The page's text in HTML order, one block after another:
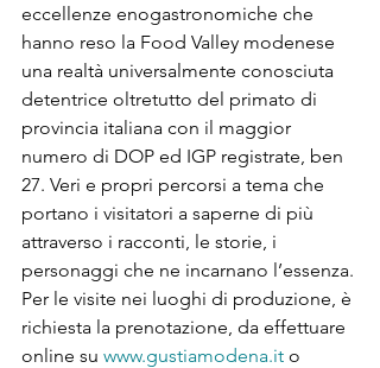
eccellenze enogastronomiche che
hanno reso la Food Valley modenese
una realtà universalmente conosciuta
detentrice oltretutto del primato di
provincia italiana con il maggior
numero di DOP ed IGP registrate, ben
27. Veri e propri percorsi a tema che
portano i visitatori a saperne di più
attraverso i racconti, le storie, i
personaggi che ne incarnano l’essenza.
Per le visite nei luoghi di produzione, è
richiesta la prenotazione, da effettuare
online su www.gustiamodena.it o